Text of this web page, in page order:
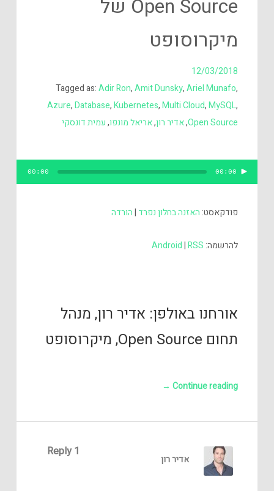
Open Source של
מיקרוסופט
12/03/2018
Tagged as:Adir Ron,Amit Dunsky,Ariel Munafo,
Azure,Database,Kubernetes,Multi Cloud,MySQL,
Open Source
,אדיר רון,אריאל מונפו,עמית דונסקי
00:00
00:00
פודקאסט: האזנה בחלון נפרד |הורדה
להרשמה: Android|RSS
אורחנו באולפן: אדיר רון, מנהל
תחום Open Source, מיקרוסופט
Continue reading
→
1 Reply
אדיר רון